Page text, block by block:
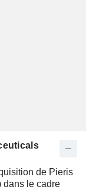
de Pieris
dans le cadre